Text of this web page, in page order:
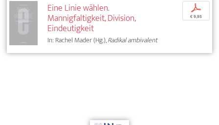
Eine Linie wählen.
Mannigfaltigkeit, Division,
Eindeutigkeit
In: Rachel Mader (Hg.),Radikal ambivalent
p
€ 9,95